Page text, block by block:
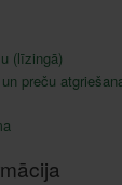
(līzingā)
preču